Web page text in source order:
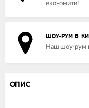
економити!
ШОУ-РУМ В
Наш шоу-рум в
ОПИС